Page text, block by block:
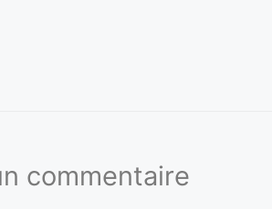
commentaire